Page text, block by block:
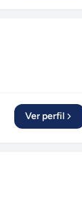
Ver perfil